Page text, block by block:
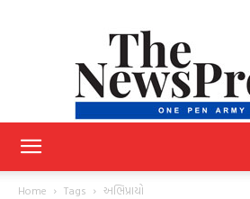
Home Tags અભિપ્રાયો